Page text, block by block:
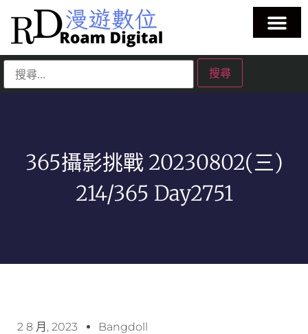
365攝影挑戰 20230802(三)
214/365 Day2751
2 8 月, 2023 Bangdoll